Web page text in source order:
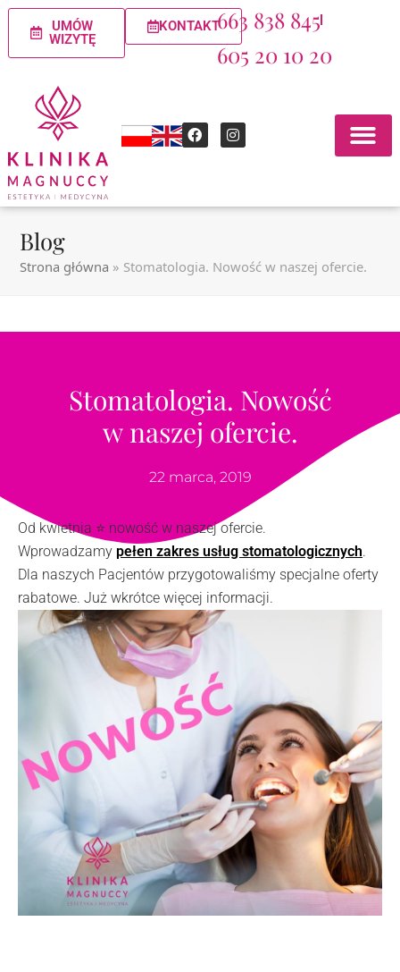
UMÓW
WIZYTĘ
KONTAKT663 838 845
605 20 10 20
Blog
Strona główna » Stomatologia. Nowość w naszej ofercie.
Stomatologia. Nowość
w naszej ofercie.
22 marca, 2019
Od kwietnia ⭐️ nowość w naszej ofercie.
Wprowadzamy pełen zakres usług stomatologicznych.
Dla naszych Pacjentów przygotowaliśmy specjalne oferty
rabatowe. Już wkrótce więcej informacji.